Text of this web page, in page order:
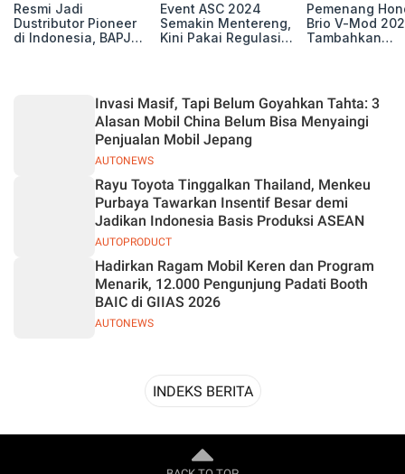
Resmi Jadi
Dustributor Pioneer
di Indonesia, BAPJ
Event ASC 2024
Semakin Mentereng,
Kini Pakai Regulasi
Pemenang
Brio V-Mod
Tambahkan
AUTONEWS
Invasi Masif, Tapi Belum Goyahkan Tahta: 3
Alasan Mobil China Belum Bisa Menyaingi
Penjualan Mobil Jepang
AUTOPRODUCT
Rayu Toyota Tinggalkan Thailand, Menkeu
Purbaya Tawarkan Insentif Besar demi
Jadikan Indonesia Basis Produksi ASEAN
AUTONEWS
Hadirkan Ragam Mobil Keren dan Program
Menarik, 12.000 Pengunjung Padati Booth
BAIC di GIIAS 2026
INDEKS BERITA